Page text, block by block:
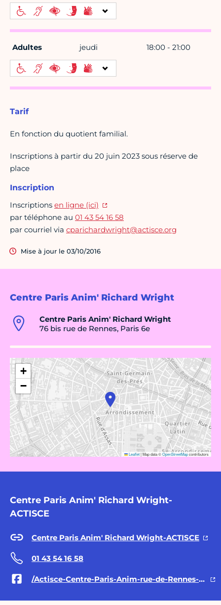
Centre Paris Anim' Richard Wright
Centre Paris Anim' Richard Wright
76 bis rue de Rennes, Paris 6e
+
−
Leaflet|Map data ©OpenStreetMapcontributors
Centre Paris Anim' Richard Wright-
ACTISCE
Centre Paris Anim' Richard Wright-ACTISCE
01 43 54 16 58
/Actisce-Centre-Paris-Anim-rue-de-Rennes-190214624336980/
Adultes jeudi 18:00 - 21:00
Tarif
En fonction du quotient familial.
Inscriptions à partir du 20 juin 2023 sous réserve de
place
Inscription
Inscriptions en ligne (ici)
par téléphone au 01 43 54 16 58
par courriel via cparichardwright@actisce.org
Mise à jour le 03/10/2016